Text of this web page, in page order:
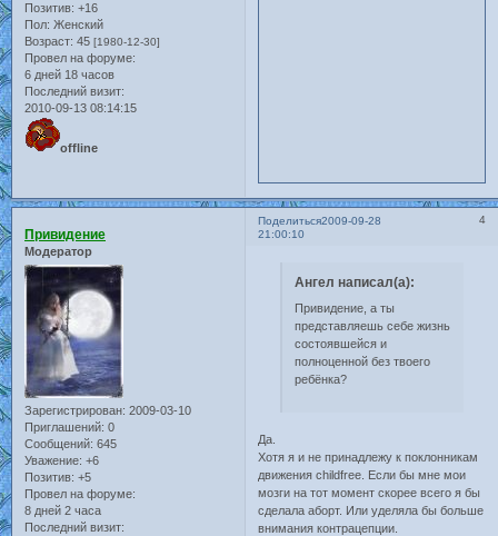
Позитив: +16
Пол: Женский
Возраст: 45 [1980-12-30]
Провел на форуме:
6 дней 18 часов
Последний визит:
2010-09-13 08:14:15
offline
Поделиться 4
2009-09-28
21:00:10
Привидение
Модератор
Зарегистрирован: 2009-03-10
Приглашений: 0
Сообщений: 645
Уважение: +6
Позитив: +5
Провел на форуме:
8 дней 2 часа
Последний визит:
Ангел написал(а):
Привидение, а ты
представляешь себе жизнь
состоявшейся и
полноценной без твоего
ребёнка?
Да.
Хотя я и не принадлежу к поклонникам
движения childfree. Если бы мне мои
мозги на тот момент скорее всего я бы
сделала аборт. Или уделяла бы больше
внимания контрацепции.